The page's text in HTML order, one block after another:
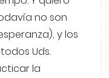
no son
y los
Uds.
la